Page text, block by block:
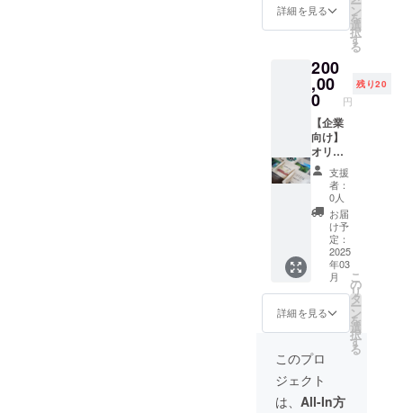
しみく
ラルお
くみど
り抹茶
（プル
タブ
３０
g） １
つ ・８
０本
立 茶
筌 １
本 ・茶
杓 １
-----------
称：お
茶 原材
期限：
産国：
日本 産
て、体
揉み煎
茶を
作って
いただ
けま
す！ 地
元企業
さんと
コラボ
するこ
とで地
域の活
性化を
さらに
支援し
ます。
・イベ
ントの
開催
日：
2025年
2/25,
ぶぶオ
リジナ
ル常滑
おぶぶ
最高品
質の玉
露「天
のしず
く玉
露」と
一緒に
お届け
しま
す。 ・
茶箱サ
イズ：
縦34.5×
幅24.5×
高さ
26.5cm
・常滑
急須 ・
天のし
ずく玉
露：50g
-----------
---------
詳細を見る ン
を
選
択
す
る
200
,00
0 円
残り20
【企業
向け】
オリジ
ナルド
リップ
『ティ
ー』
バック
作成５
００個
セット
（ほう
じ茶）
最近で
は自宅
に急須
がなく
茶葉で
お茶を
飲む機
支援
者：
0人
お届
け予
定：
2025
年03
月
詳細を見る
こ
の
リ
タ
ー
ン
を
選
択
す
る
このプロ
ジェクト
は、 All-In方